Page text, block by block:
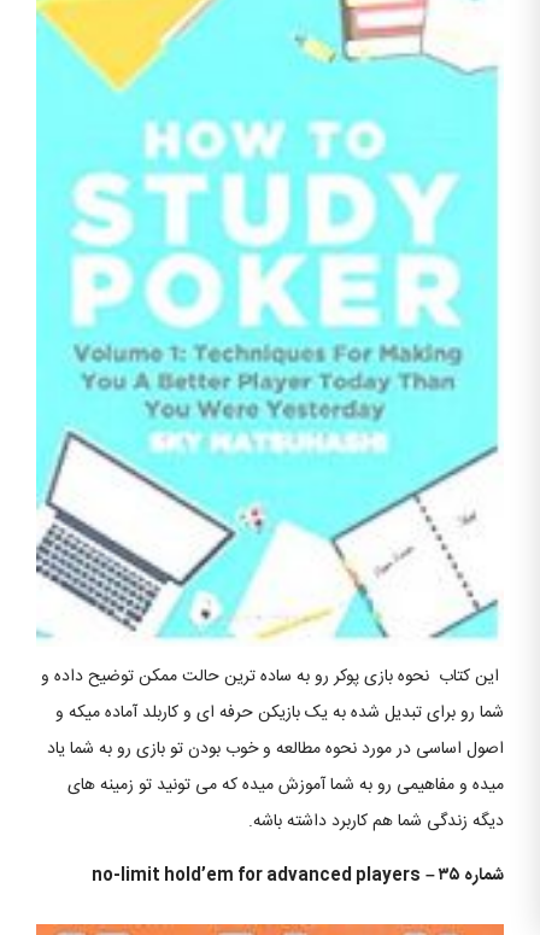
این کتاب نحوه بازی پوکر رو به ساده ترین حالت ممکن توضیح داده و
شما رو برای تبدیل شده به یک بازیکن حرفه ای و کاربلد آماده میکه و
اصول اساسی در مورد نحوه مطالعه و خوب بودن تو بازی رو به شما یاد
میده و مفاهیمی رو به شما آموزش میده که می تونید تو زمینه های
دیگه زندگی شما هم کاربرد داشته باشه.
شماره ۳۵
–
no-limit hold’em for advanced players